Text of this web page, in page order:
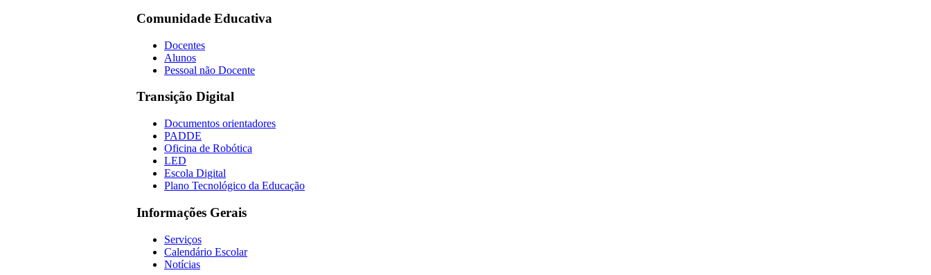
Comunidade Educativa
Docentes
Alunos
Pessoal não Docente
Transição Digital
Documentos orientadores
PADDE
Oficina de Robótica
LED
Escola Digital
Plano Tecnológico da Educação
Informações Gerais
Serviços
Calendário Escolar
Notícias